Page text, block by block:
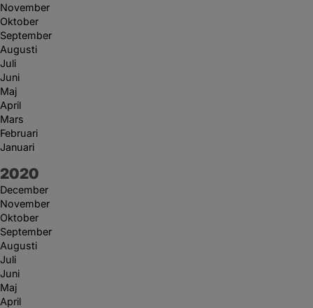
November
Oktober
September
Augusti
Juli
Juni
Maj
April
Mars
Februari
Januari
År:
2020
December
November
Oktober
September
Augusti
Juli
Juni
Maj
April